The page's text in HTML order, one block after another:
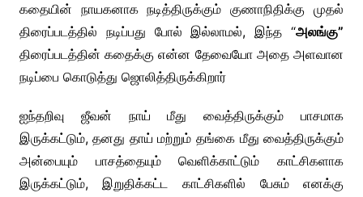
கதையின் நாயகனாக நடித்திருக்கும் குணாநிதிக்கு முதல்
திரைப்படத்தில் நடிப்பது போல் இல்லாமல், இந்த “அலங்கு”
திரைப்படத்தின் கதைக்கு என்ன தேவையோ அதை அளவான
நடிப்பை கொடுத்து ஜொலித்திருக்கிறார்
ஐந்தறிவு ஜீவன் நாய் மீது வைத்திருக்கும் பாசமாக
இருக்கட்டும், தனது தாய் மற்றும் தங்கை மீது வைத்திருக்கும்
அன்பையும் பாசத்தையும் வெளிக்காட்டும் காட்சிகளாக
இருக்கட்டும், இறுதிக்கட்ட காட்சிகளில் பேசும் எனக்கு